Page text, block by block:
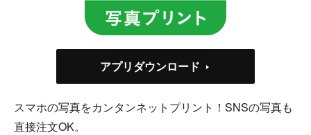
アプリダウンロード
スマホの写真をカンタンネットプリント！SNSの写真も
直接注文OK。